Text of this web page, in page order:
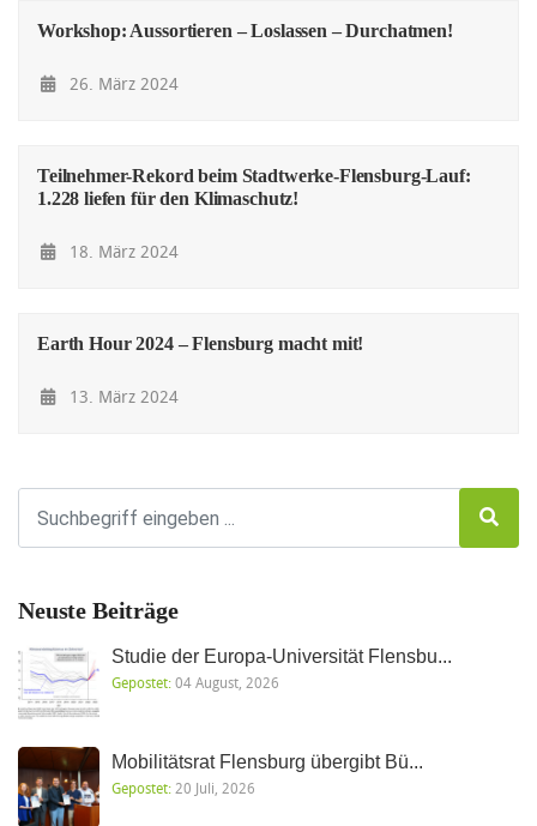
Workshop: Aussortieren – Loslassen – Durchatmen!
26. März 2024
Teilnehmer-Rekord beim Stadtwerke-Flensburg-Lauf:
1.228 liefen für den Klimaschutz!
18. März 2024
Earth Hour 2024 – Flensburg macht mit!
13. März 2024
Neuste Beiträge
Studie der Europa-Universität Flensbu...
Gepostet:04 August, 2026
Mobilitätsrat Flensburg übergibt Bü...
Gepostet: 20 Juli, 2026